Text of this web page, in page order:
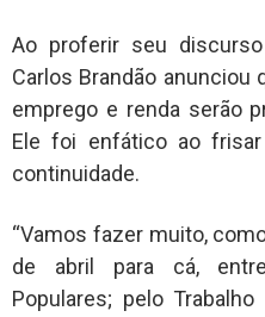
Ao proferir seu
Carlos Brandão anunciou
emprego e renda serão
Ele foi enfático ao
continuidade.
“Vamos fazer muito,
de abril para cá,
Populares; pelo